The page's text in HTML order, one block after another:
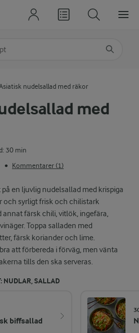
med
30 min
• Kommentarer (1)
en ljuvlig nudelsallad med krispiga
och syrligt frisk och chilistark
annat färsk chili, vitlök, ingefära,
Toppa salladen med
färsk koriander och lime.
att förbereda i förväg, men vänta
tills den ska serveras.
NUDLAR, SALLAD
biffsallad
nudelsallad med räkor